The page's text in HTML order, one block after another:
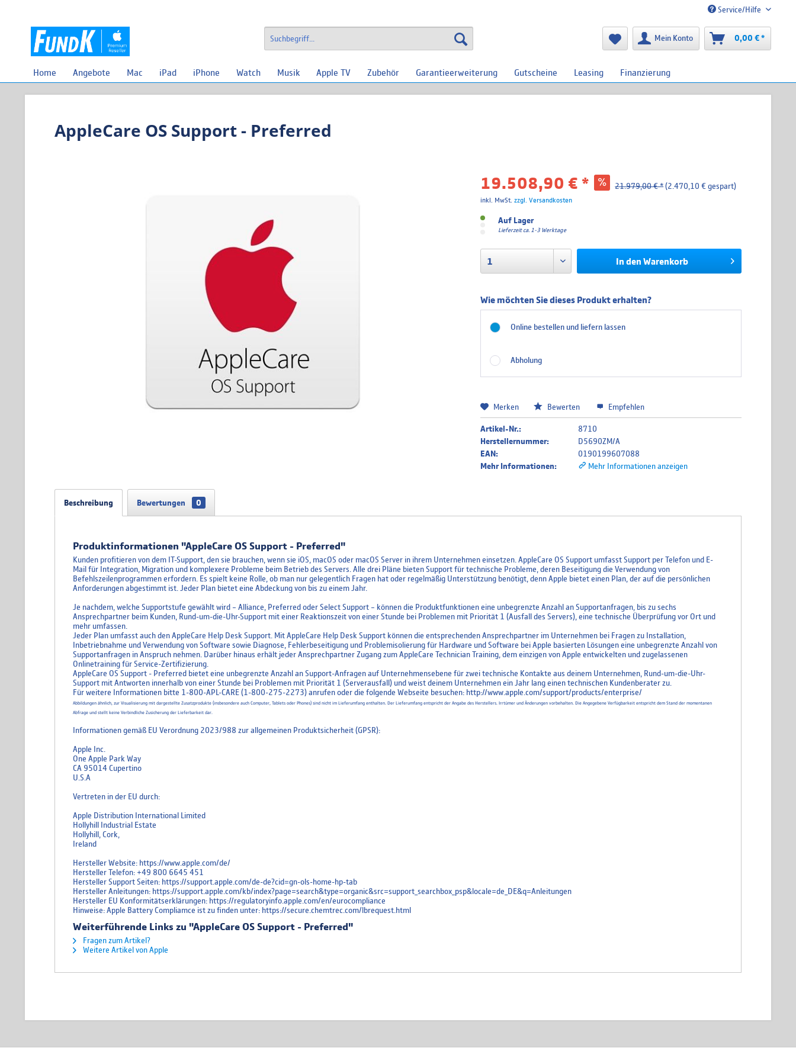
Service/Hilfe
Mein Konto 0,00 € *
Home Angebote Mac iPad iPhone Watch Musik Apple TV Zubehör Garantieerweiterung Gutscheine Leasing Finanzierung
AppleCare OS Support - Preferred
19.508,90 € * 21.979,00 € *(2.470,10 € gespart)
inkl. MwSt.zzgl. Versandkosten
Auf Lager
Lieferzeit ca. 1-3 Werktage
In den Warenkorb
Wie möchten Sie dieses Produkt erhalten?
Online bestellen und liefern lassen
Abholung
Merken Bewerten Empfehlen
Artikel-Nr.:
8710
Herstellernummer:
D5690ZM/A
EAN:
0190199607088
Mehr Informationen:
Mehr Informationen anzeigen
Beschreibung Bewertungen 0
Produktinformationen "AppleCare OS Support - Preferred"
Kunden profitieren von dem IT-Support, den sie brauchen, wenn sie iOS, macOS oder macOS Server in ihrem Unternehmen einsetzen. AppleCare OS Support umfasst Support per Telefon und E-
Mail für Integration, Migration und komplexere Probleme beim Betrieb des Servers. Alle drei Pläne bieten Support für technische Probleme, deren Beseitigung die Verwendung von
Befehlszeilenprogrammen erfordern. Es spielt keine Rolle, ob man nur gelegentlich Fragen hat oder regelmäßig Unterstützung benötigt, denn Apple bietet einen Plan, der auf die persönlichen
Anforderungen abgestimmt ist. Jeder Plan bietet eine Abdeckung von bis zu einem Jahr.
Je nachdem, welche Supportstufe gewählt wird – Alliance, Preferred oder Select Support – können die Produktfunktionen eine unbegrenzte Anzahl an Supportanfragen, bis zu sechs
Ansprechpartner beim Kunden, Rund-um-die-Uhr-Support mit einer Reaktionszeit von einer Stunde bei Problemen mit Priorität 1 (Ausfall des Servers), eine technische Überprüfung vor Ort und
mehr umfassen.
Jeder Plan umfasst auch den AppleCare Help Desk Support. Mit AppleCare Help Desk Support können die entsprechenden Ansprechpartner im Unternehmen bei Fragen zu Installation,
Inbetriebnahme und Verwendung von Software sowie Diagnose, Fehlerbeseitigung und Problemisolierung für Hardware und Software bei Apple basierten Lösungen eine unbegrenzte Anzahl von
Supportanfragen in Anspruch nehmen. Darüber hinaus erhält jeder Ansprechpartner Zugang zum AppleCare Technician Training, dem einzigen von Apple entwickelten und zugelassenen
Onlinetraining für Service-Zertifizierung.
AppleCare OS Support - Preferred bietet eine unbegrenzte Anzahl an Support-Anfragen auf Unternehmensebene für zwei technische Kontakte aus deinem Unternehmen, Rund-um-die-Uhr-
Support mit Antworten innerhalb von einer Stunde bei Problemen mit Priorität 1 (Serverausfall) und weist deinem Unternehmen ein Jahr lang einen technischen Kundenberater zu.
Für weitere Informationen bitte 1-800-APL-CARE (1-800-275-2273) anrufen oder die folgende Webseite besuchen: http://www.apple.com/support/products/enterprise/
Abbildungen ähnlich, zur Visualisierung mit dargestellte Zusatzprodukte (insbesondere auch Computer, Tablets oder Phones) sind nicht im Lieferumfang enthalten. Der Lieferumfang entspricht der Angabe des Herstellers. Irrtümer und Änderungen vorbehalten. Die Angegebene Verfügbarkeit entspricht dem Stand der momentanen
Abfrage und stellt keine Verbindliche Zusicherung der Lieferbarkeit dar.
Informationen gemäß EU Verordnung 2023/988 zur allgemeinen Produktsicherheit (GPSR):
Apple Inc.
One Apple Park Way
CA 95014 Cupertino
U.S.A
Vertreten in der EU durch:
Apple Distribution International Limited
Hollyhill Industrial Estate
Hollyhill, Cork,
Ireland
Hersteller Website: https://www.apple.com/de/
Hersteller Telefon: +49 800 6645 451
Hersteller Support Seiten: https://support.apple.com/de-de?cid=gn-ols-home-hp-tab
Hersteller Anleitungen: https://support.apple.com/kb/index?page=search&type=organic&src=support_searchbox_psp&locale=de_DE&q=Anleitungen
Hersteller EU Konformitätserklärungen: https://regulatoryinfo.apple.com/en/eurocompliance
Hinweise: Apple Battery Compliamce ist zu finden unter: https://secure.chemtrec.com/lbrequest.html
Weiterführende Links zu "AppleCare OS Support - Preferred"
Fragen zum Artikel?
Weitere Artikel von Apple